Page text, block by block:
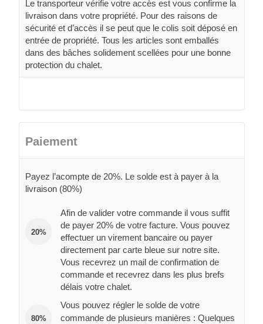
Le transporteur vérifie votre accès est vous confirme la
livraison dans votre propriété. Pour des raisons de
sécurité et d’accès il se peut que le colis soit déposé en
entrée de propriété. Tous les articles sont emballés
dans des bâches solidement scellées pour une bonne
protection du chalet.
Paiement
Payez l’acompte de 20%. Le solde est à payer à la
livraison (80%)
20%
Afin de valider votre commande il vous suffit
de payer 20% de votre facture. Vous pouvez
effectuer un virement bancaire ou payer
directement par carte bleue sur notre site.
Vous recevrez un mail de confirmation de
commande et recevrez dans les plus brefs
délais votre chalet.
80%
Vous pouvez régler le solde de votre
commande de plusieurs manières : Quelques